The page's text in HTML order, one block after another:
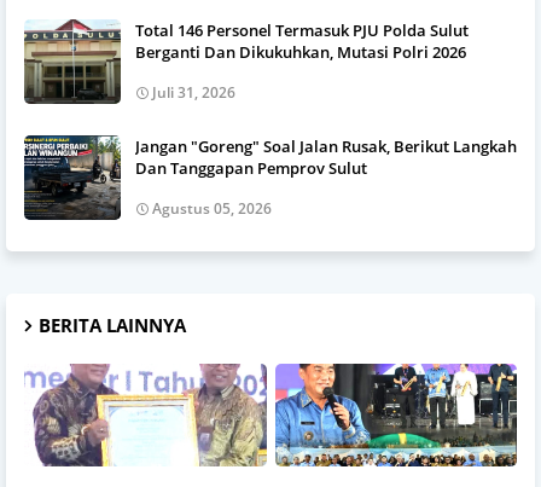
Total 146 Personel Termasuk PJU Polda Sulut
Berganti Dan Dikukuhkan, Mutasi Polri 2026
Juli 31, 2026
Jangan "Goreng" Soal Jalan Rusak, Berikut Langkah
Dan Tanggapan Pemprov Sulut
Agustus 05, 2026
BERITA LAINNYA